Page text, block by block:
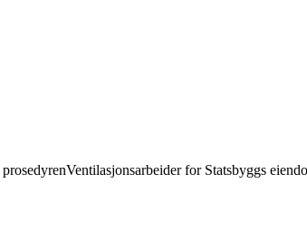
Ventilasjonsarbeider for Statsbyggs